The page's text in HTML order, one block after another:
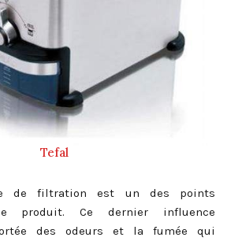
Tefal
de filtration est un des points
produit. Ce dernier influence
des odeurs et la fumée qui